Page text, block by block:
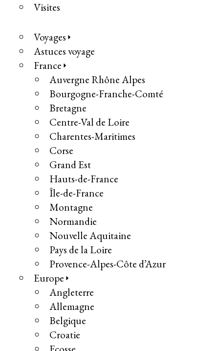
Visites
Voyages
Astuces voyage
France
Auvergne Rhône Alpes
Bourgogne-Franche-Comté
Bretagne
Centre-Val de Loire
Charentes-Maritimes
Corse
Grand Est
Hauts-de-France
Île-de-France
Montagne
Normandie
Nouvelle Aquitaine
Pays de la Loire
Provence-Alpes-Côte d’Azur
Europe
Angleterre
Allemagne
Belgique
Croatie